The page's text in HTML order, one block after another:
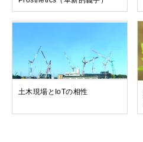
土木現場とIoTの相性